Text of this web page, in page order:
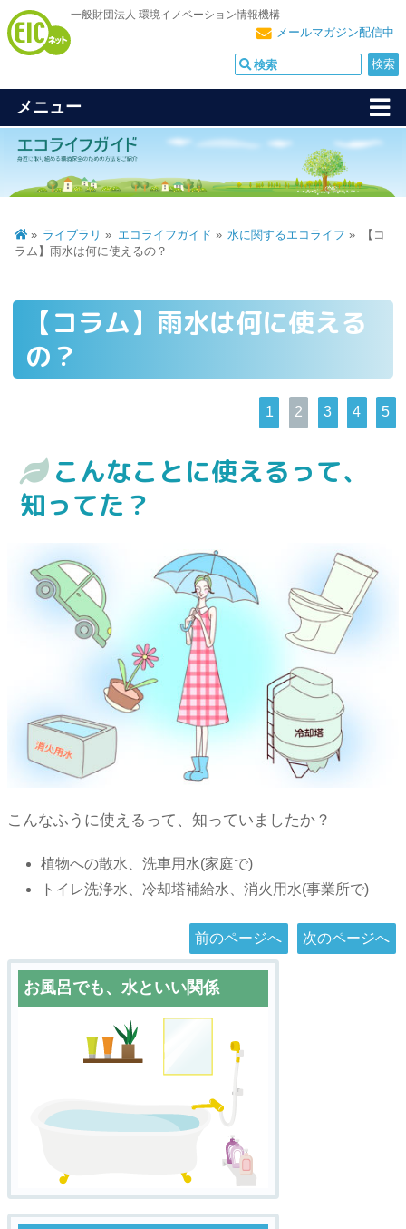
一般財団法人 環境イノベーション情報機構
メールマガジン配信中
メニュー
ライブラリ エコライフガイド 水に関するエコライフ
【コ
ラム】雨水は何に使えるの？
【コラム】雨水は何に使える
の？
1 2 3 4 5
こんなことに使えるって、
知ってた？
こんなふうに使えるって、知っていましたか？
植物への散水、洗車用水(家庭で)
トイレ洗浄水、冷却塔補給水、消火用水(事業所で)
前のページへ 次のページへ
お風呂でも、水といい関係